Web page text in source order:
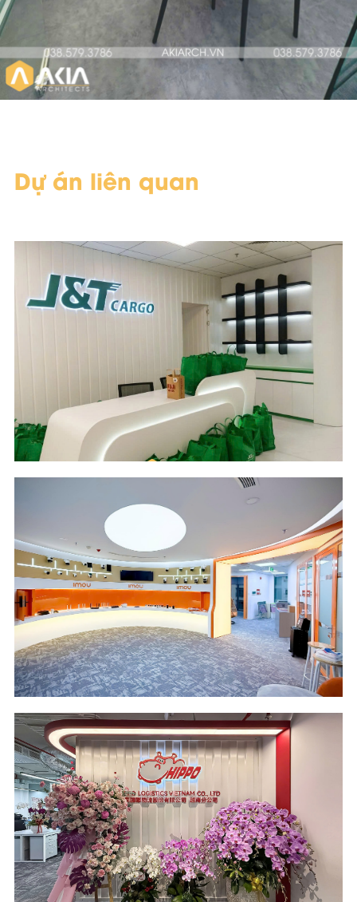
Dự án liên quan
Scope of Work
Design and Build
Area & Year
332 m2 - 2026
Industry
Logistics & Supply
Chain
Management
Scope of Work
Design and Build
Area & Year
136 m2 - 2026
Location
OPAL Tower - HCM
Industry
Security Camera
Industry
Scope of Work
Design and Build
114 m2 - 2026
Location
Wings Tower - HCM
City
Industry
Logistics